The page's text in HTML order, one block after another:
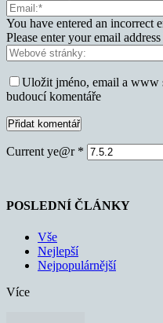
You have entered an incorrect
Please enter your email address
Uložit jméno, email a www
budoucí komentáře
Current ye@r *
POSLEDNÍ ČLÁNKY
Vše
Nejlepší
Nejpopulárnější
Více